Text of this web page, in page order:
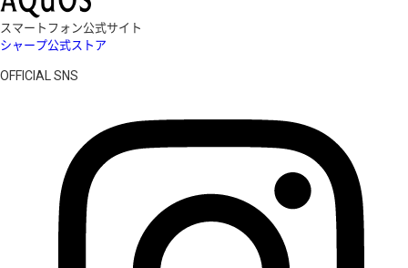
スマートフォン公式サイト
シャープ公式ストア
OFFICIAL SNS